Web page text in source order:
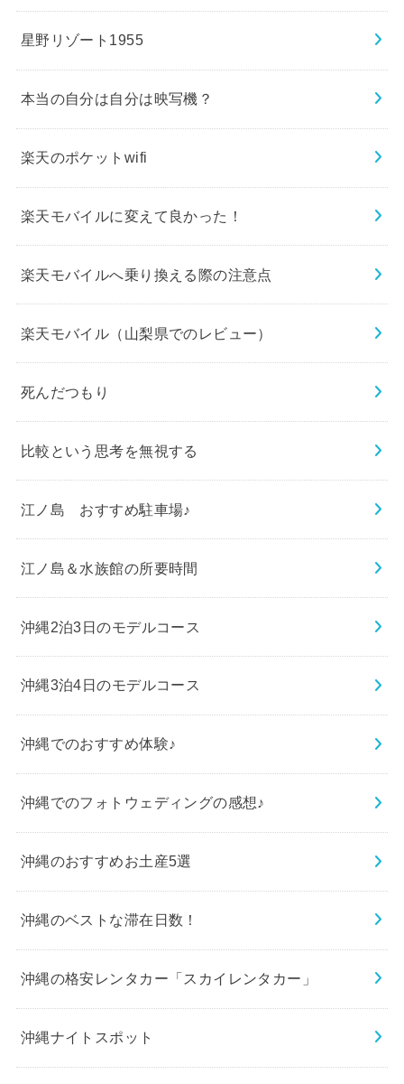
星野リゾート1955
本当の自分は自分は映写機？
楽天のポケットwifi
楽天モバイルに変えて良かった！
楽天モバイルへ乗り換える際の注意点
楽天モバイル（山梨県でのレビュー）
死んだつもり
比較という思考を無視する
江ノ島 おすすめ駐車場♪
江ノ島＆水族館の所要時間
沖縄2泊3日のモデルコース
沖縄3泊4日のモデルコース
沖縄でのおすすめ体験♪
沖縄でのフォトウェディングの感想♪
沖縄のおすすめお土産5選
沖縄のベストな滞在日数！
沖縄の格安レンタカー「スカイレンタカー」
沖縄ナイトスポット